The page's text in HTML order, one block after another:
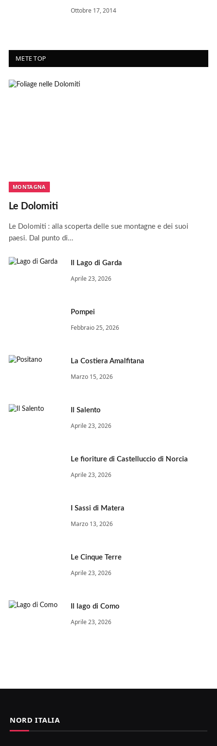
Ottobre 17, 2014
METE TOP
MONTAGNA
Le Dolomiti
Le Dolomiti : alla scoperta delle sue montagne e dei suoi
paesi. Dal punto di…
Il Lago di Garda
Aprile 23, 2026
Pompei
Febbraio 25, 2026
La Costiera Amalfitana
Marzo 15, 2026
Il Salento
Aprile 23, 2026
Le fioriture di Castelluccio di Norcia
Aprile 23, 2026
I Sassi di Matera
Marzo 13, 2026
Le Cinque Terre
Aprile 23, 2026
Il lago di Como
Aprile 23, 2026
NORD ITALIA